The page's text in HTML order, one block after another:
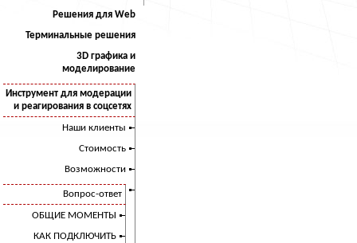
Решения для Web
Терминальные решения
3D графика и
моделирование
Инструмент для модерации
и реагирования в соцсетях
Наши клиенты
Стоимость
Возможности
Вопрос-ответ
ОБЩИЕ МОМЕНТЫ
КАК ПОДКЛЮЧИТЬ